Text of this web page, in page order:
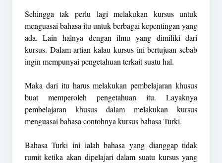
Sehingga tak perlu lagi melakukan kursus untuk
menguasai bahasa itu untuk berbagai kepentingan yang
ada. Lain halnya dengan ilmu yang dimiliki dari
kursus. Dalam artian kalau kursus ini bertujuan sebab
ingin mempunyai pengetahuan terkait suatu hal.
Maka dari itu harus melakukan pembelajaran khusus
buat memperoleh pengetahuan itu. Layaknya
pembelajaran khusus dalam melakukan kursus
menguasai bahasa contohnya kursus bahasa Turki.
Bahasa Turki ini ialah bahasa yang dianggap tidak
rumit ketika akan dipelajari dalam suatu kursus yang